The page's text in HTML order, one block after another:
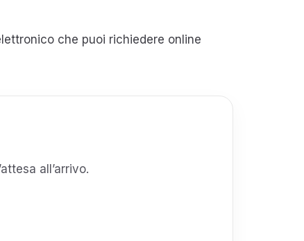
che puoi richiedere online
all’arrivo.